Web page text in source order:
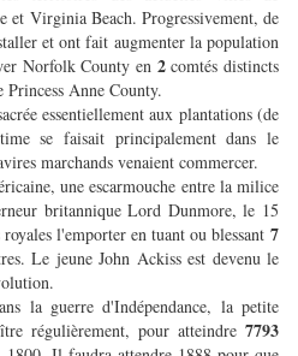
et Virginia Beach. Progressivement, de
et ont fait augmenter la population
Norfolk County en 2comtés distincts
Anne County.
essentiellement aux plantations (de
se faisait principalement dans le
marchands venaient commercer.
une escarmouche entre la milice
britannique Lord Dunmore, le 15
l'emporter en tuant ou blessant 7
Le jeune John Ackiss est devenu le
la guerre d'Indépendance, la petite
régulièrement, pour atteindre 7793